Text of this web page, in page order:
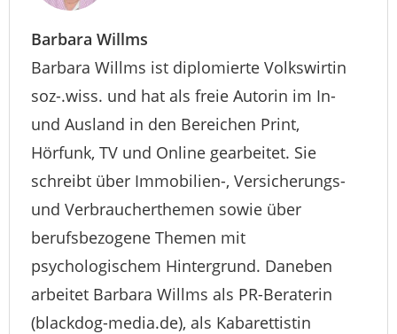
Barbara Willms
Barbara Willms ist diplomierte Volkswirtin
soz-.wiss. und hat als freie Autorin im In-
und Ausland in den Bereichen Print,
Hörfunk, TV und Online gearbeitet. Sie
schreibt über Immobilien-, Versicherungs-
und Verbraucherthemen sowie über
berufsbezogene Themen mit
psychologischem Hintergrund. Daneben
arbeitet Barbara Willms als PR-Beraterin
(blackdog-media.de), als Kabarettistin